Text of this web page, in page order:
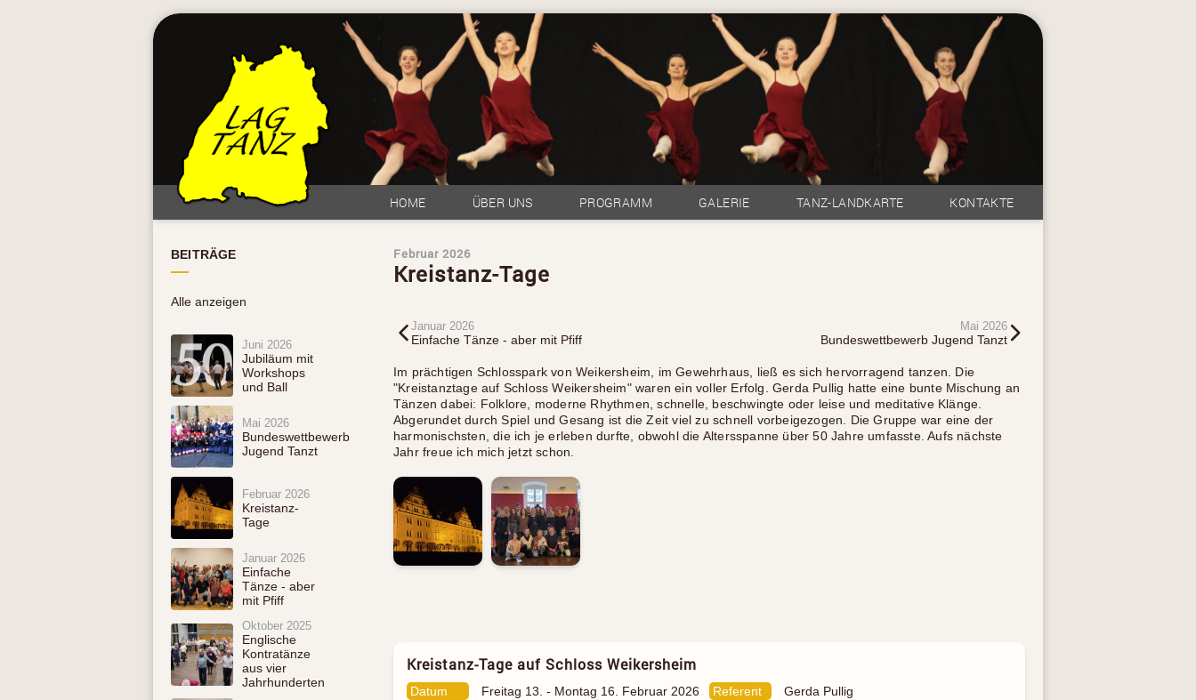
HOME ÜBER UNS PROGRAMM GALERIE TANZ-LANDKARTE KONTAKTE
BEITRÄGE
Alle anzeigen
Juni 2026
Jubiläum mit
Workshops
und Ball
Mai 2026
Bundeswettbewerb
Jugend Tanzt
Februar 2026
Kreistanz-
Tage
Januar 2026
Einfache
Tänze - aber
mit Pfiff
Oktober 2025
Englische
Kontratänze
aus vier
Jahrhunderten
Februar 2026
Kreistanz-Tage
Januar 2026
Einfache Tänze - aber mit Pfiff
Mai 2026
Bundeswettbewerb Jugend Tanzt
Im prächtigen Schlosspark von Weikersheim, im Gewehrhaus, ließ es sich hervorragend tanzen. Die
"Kreistanztage auf Schloss Weikersheim" waren ein voller Erfolg. Gerda Pullig hatte eine bunte Mischung an
Tänzen dabei: Folklore, moderne Rhythmen, schnelle, beschwingte oder leise und meditative Klänge.
Abgerundet durch Spiel und Gesang ist die Zeit viel zu schnell vorbeigezogen. Die Gruppe war eine der
harmonischsten, die ich je erleben durfte, obwohl die Altersspanne über 50 Jahre umfasste. Aufs nächste
Jahr freue ich mich jetzt schon.
Kreistanz-Tage auf Schloss Weikersheim
Datum Freitag 13. - Montag 16. Februar 2026 Referent
Gerda Pullig